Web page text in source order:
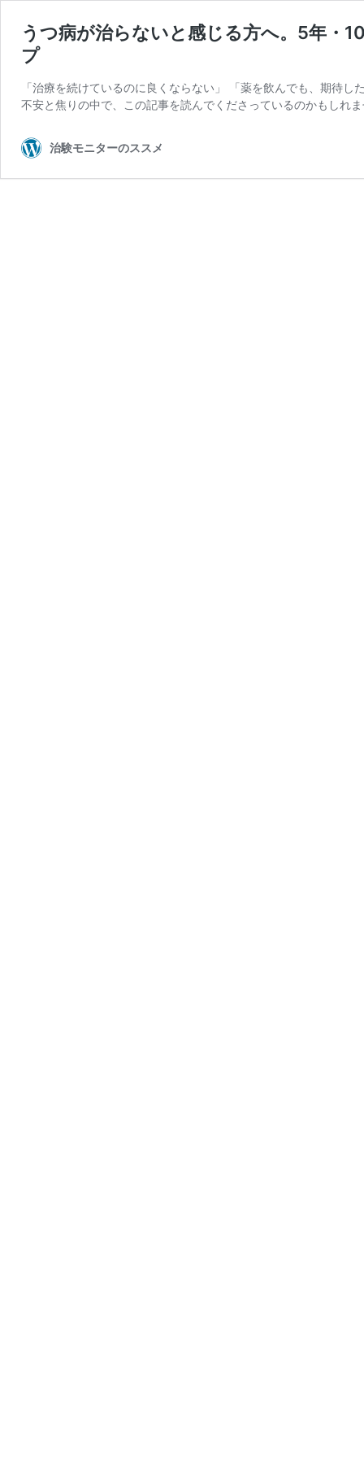
うつ病が治らないと感じる方へ。5年・
プ
「治療を続けているのに良くならない」 「薬を飲んでも、期待
不安と焦りの中で、この記事を読んでくださっているのかもしれ
治験モニターのススメ